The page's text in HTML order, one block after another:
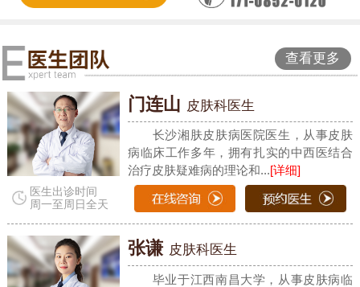
查看更多
医生出诊时间
周一至周日全天
门连山 皮肤科医生
长沙湘肤皮肤病医院医生，从事皮肤
病临床工作多年，拥有扎实的中西医结合
治疗皮肤疑难病的理论和...[详细]
张谦 皮肤科医生
毕业于江西南昌大学，从事皮肤病临